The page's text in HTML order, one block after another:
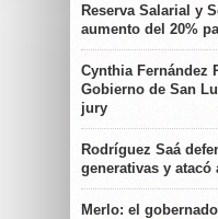
Reserva Salarial y
aumento del 20%
Cynthia Fernández
Gobierno de San
jury
Rodríguez Saá
generativas y
Merlo: el